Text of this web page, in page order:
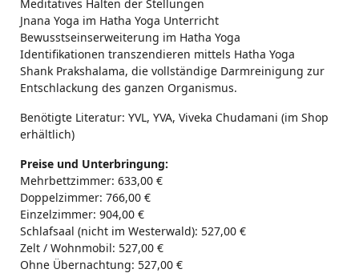
Meditatives Halten der Stellungen
Jnana Yoga im Hatha Yoga Unterricht
Bewusstseinserweiterung im Hatha Yoga
Identifikationen transzendieren mittels Hatha Yoga
Shank Prakshalama, die vollständige Darmreinigung zur
Entschlackung des ganzen Organismus.
Benötigte Literatur: YVL, YVA, Viveka Chudamani (im Shop
erhältlich)
Preise und Unterbringung:
Mehrbettzimmer: 633,00 €
Doppelzimmer: 766,00 €
Einzelzimmer: 904,00 €
Schlafsaal (nicht im Westerwald): 527,00 €
Zelt / Wohnmobil: 527,00 €
Ohne Übernachtung: 527,00 €